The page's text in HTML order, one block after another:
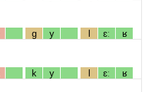
g y l ɛː ʁ
k y l ɛː ʁ